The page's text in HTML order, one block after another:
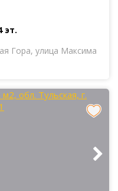
эт.
Гора, улица Максима